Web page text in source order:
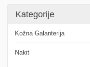
Kategorije
Kožna Galanterija
Nakit